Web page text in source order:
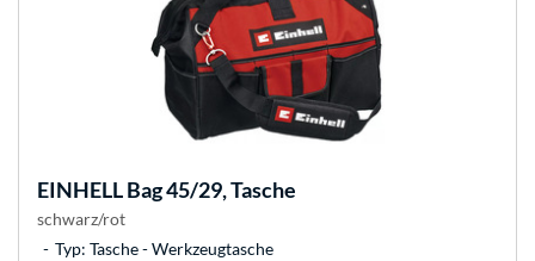
EINHELLBag 45/29, Tasche
schwarz/rot
Typ: Tasche - Werkzeugtasche